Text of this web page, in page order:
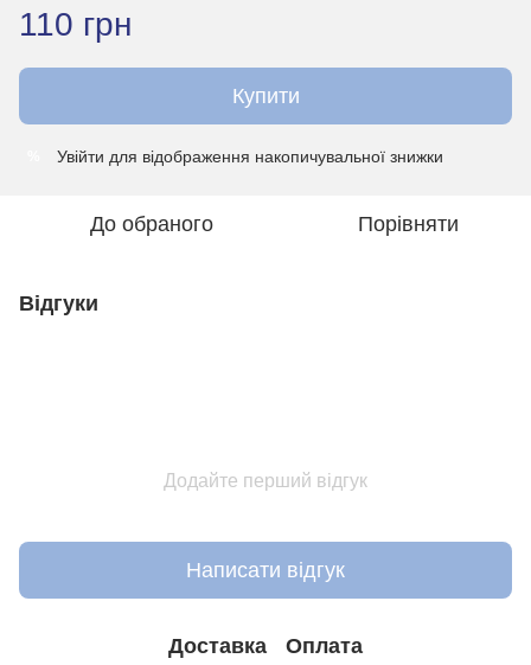
110 грн
Купити
Увійти для відображення накопичувальної знижки
До обраного Порівняти
Відгуки
Додайте перший відгук
Написати відгук
Доставка Оплата